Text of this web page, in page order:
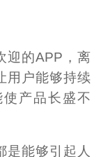
迎的APP，离
用户能够持续
产品长盛不
是能够引起人